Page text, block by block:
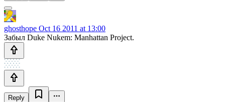
ghosthope Oct 16 2011 at 13:00
Забыл Duke Nukem: Manhattan Project.
Reply